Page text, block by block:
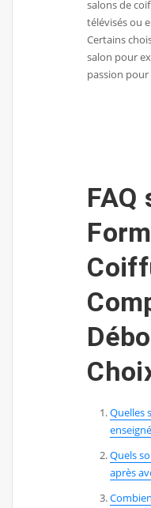
salons de
télévisés ou
Certains
salon pour
passion
FAQ
Quelles
Quels
après